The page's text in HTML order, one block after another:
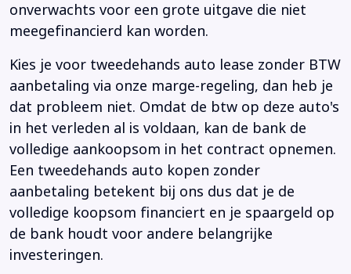
onverwachts voor een grote uitgave die niet
meegefinancierd kan worden.
Kies je voor tweedehands auto lease zonder BTW
aanbetaling via onze marge-regeling, dan heb je
dat probleem niet. Omdat de btw op deze auto's
in het verleden al is voldaan, kan de bank de
volledige aankoopsom in het contract opnemen.
Een tweedehands auto kopen zonder
aanbetaling betekent bij ons dus dat je de
volledige koopsom financiert en je spaargeld op
de bank houdt voor andere belangrijke
investeringen.